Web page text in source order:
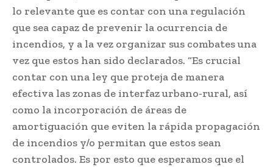
lo relevante que es contar con una regulación
que sea capaz de prevenir la ocurrencia de
incendios, y a la vez organizar sus combates una
vez que estos han sido declarados. “Es crucial
contar con una ley que proteja de manera
efectiva las zonas de interfaz urbano-rural, así
como la incorporación de áreas de
amortiguación que eviten la rápida propagación
de incendios y/o permitan que estos sean
controlados. Es por esto que esperamos que el